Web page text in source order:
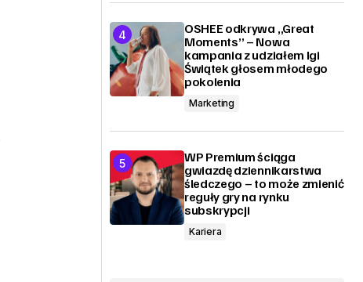
OSHEE odkrywa „Great
Moments” – Nowa
kampania z udziałem Igi
Świątek głosem młodego
pokolenia
Marketing
WP Premium ściąga
gwiazdę dziennikarstwa
śledczego – to może zmienić
reguły gry na rynku
subskrypcji
Kariera